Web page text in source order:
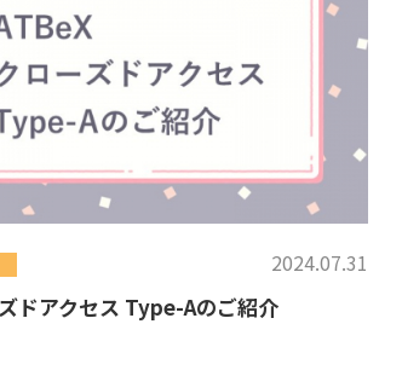
2024.07.31
ドアクセス Type-Aのご紹介